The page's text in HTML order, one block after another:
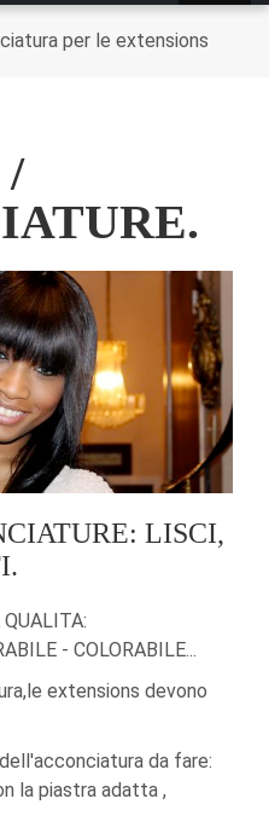
per le extensions
/
LISCI,
- COLORABILE...
extensions devono
da fare:
la piastra adatta ,